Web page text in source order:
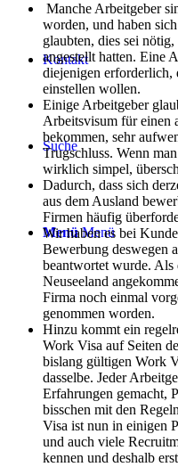
Kontakt
Suche
Menü Menü
Manche Arbeitgeber
worden, und haben
glaubten, dies sei
angestellt hatten. Eine
diejenigen
einstellen wollen.
Einige Arbeitgeber
Arbeitsvisum für einen
bekommen, sehr
Trugschluss. Wenn
wirklich simpel,
Dadurch, dass sich
aus dem Ausland
Firmen häufig
Wir haben es bei
Bewerbung deswegen
beantwortet wurde.
Neuseeland
Firma noch einmal
genommen worden.
Hinzu kommt ein
Work Visa auf Seiten
bislang gültigen Work
dasselbe. Jeder
Erfahrungen gemacht,
bisschen mit den
Visa ist nun in einigen
und auch viele
kennen und deshalb